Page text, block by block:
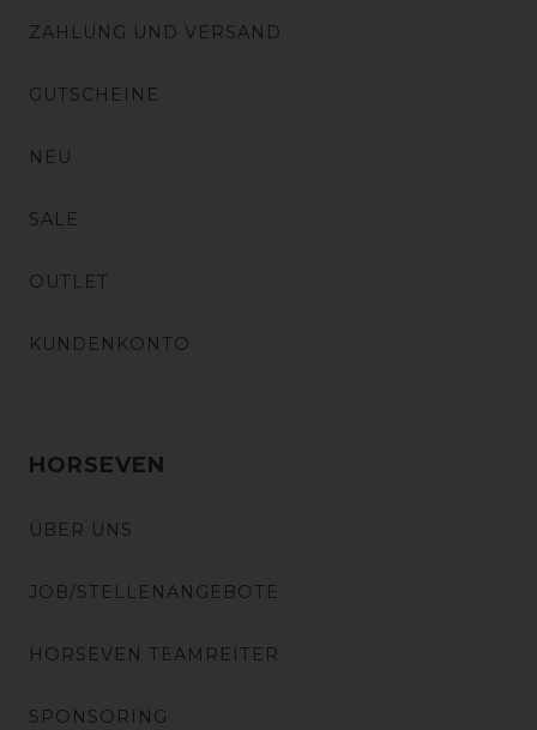
ZAHLUNG UND VERSAND
GUTSCHEINE
NEU
SALE
OUTLET
KUNDENKONTO
HORSEVEN
ÜBER UNS
JOB/STELLENANGEBOTE
HORSEVEN TEAMREITER
SPONSORING